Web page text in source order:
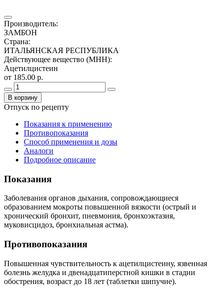
Производитель:
ЗАМБОН
Страна:
ИТАЛЬЯНСКАЯ РЕСПУБЛИКА
Действующее вещество (МНН):
Ацетилцистеин
от 185.00 р.
В корзину
Отпуск по рецепту
Показания к применению
Противопоказания
Способ применения и дозы
Аналоги
Подробное описание
Показания
Заболевания органов дыхания, сопровождающиеся
образованием мокроты повышенной вязкости (острый и
хронический бронхит, пневмония, бронхоэктазия,
муковисцидоз, бронхиальная астма).
Противопоказания
Повышенная чувствительность к ацетилцистеину, язвенная
болезнь желудка и двенадцатиперстной кишки в стадии
обострения, возраст до 18 лет (таблетки шипучие).